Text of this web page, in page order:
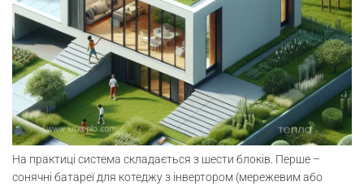
На практиці система складається з шести блоків. Перше –
сонячні батареї для котеджу з інвертором (мережевим або